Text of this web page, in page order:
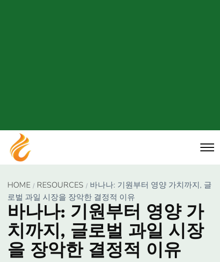
HOME RESOURCES
바나나: 기원부터 영양 가치까지, 글
로벌 과일 시장을 장악한 결정적 이유
바나나: 기원부터 영양 가
치까지, 글로벌 과일 시장
을 장악한 결정적 이유